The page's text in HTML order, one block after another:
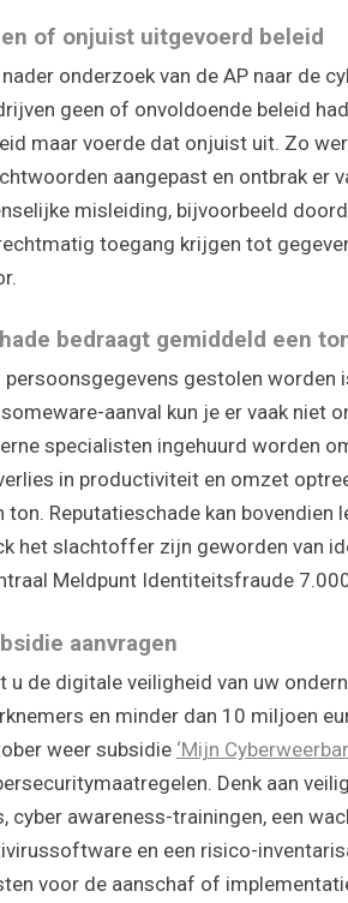
of onjuist uitgevoerd beleid
onderzoek van de AP naar de
geen of onvoldoende beleid
maar voerde dat onjuist uit. Zo
aangepast en ontbrak er
misleiding, bijvoorbeeld
toegang krijgen tot
bedraagt gemiddeld een
persoonsgegevens gestolen
aanval kun je er vaak niet
specialisten ingehuurd worden
in productiviteit en omzet
ton. Reputatieschade kan
het slachtoffer zijn geworden van
Meldpunt Identiteitsfraude
aanvragen
u de digitale veiligheid van uw
en minder dan 10 miljoen
weer subsidie ‘Mijn
Denk aan
cyber awareness-trainingen, een
en een risico-
voor de aanschaf of